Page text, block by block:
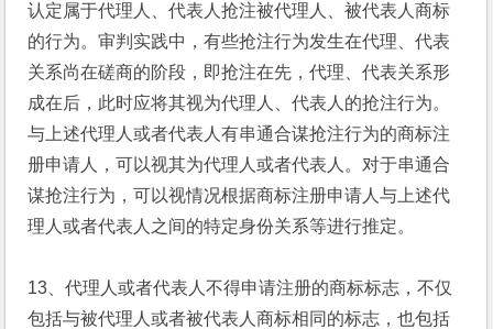
认定属于代理人、代表人抢注被代理人、被代表人商标
的行为。审判实践中，有些抢注行为发生在代理、代表
关系尚在磋商的阶段，即抢注在先，代理、代表关系形
成在后，此时应将其视为代理人、代表人的抢注行为。
与上述代理人或者代表人有串通合谋抢注行为的商标注
册申请人，可以视其为代理人或者代表人。对于串通合
谋抢注行为，可以视情况根据商标注册申请人与上述代
理人或者代表人之间的特定身份关系等进行推定。
13、代理人或者代表人不得申请注册的商标标志，不仅
包括与被代理人或者被代表人商标相同的标志，也包括